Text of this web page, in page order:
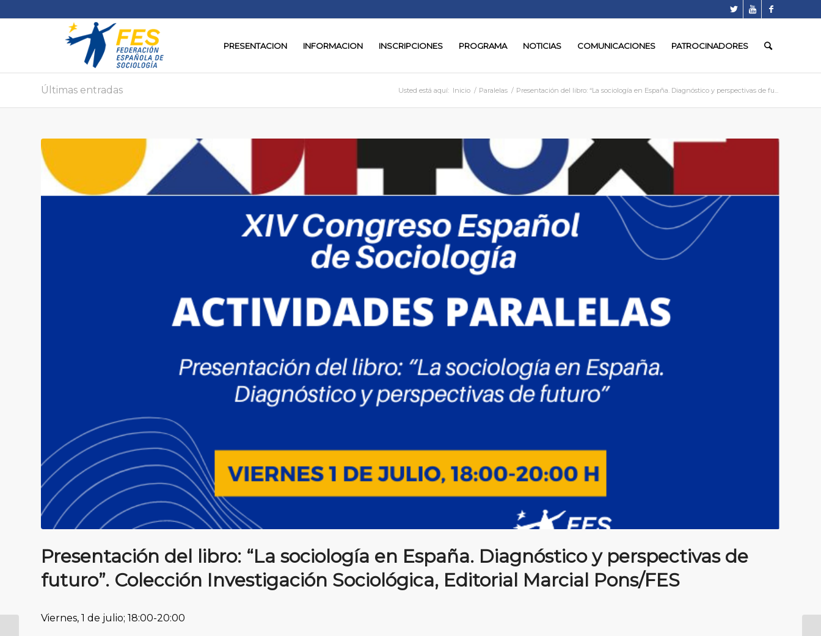
PRESENTACION INFORMACION INSCRIPCIONES PROGRAMA NOTICIAS COMUNICACIONES PATROCINADORES
Últimas entradas Usted está aquí: Inicio / Paralelas / Presentación del libro: “La sociología en España. Diagnóstico y perspectivas de fu...
Presentación del libro: “La sociología en España. Diagnóstico y perspectivas de
futuro”. Colección Investigación Sociológica, Editorial Marcial Pons/FES
Viernes, 1 de julio; 18:00-20:00